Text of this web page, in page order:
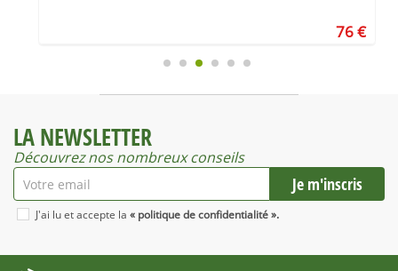
76 €
LA NEWSLETTER
Découvrez nos nombreux conseils
J'ai lu et accepte la « politique de confidentialité ».